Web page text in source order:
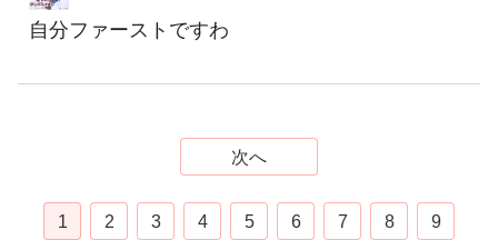
自分ファーストですわ
次へ
1 2 3 4 5 6 7 8
9